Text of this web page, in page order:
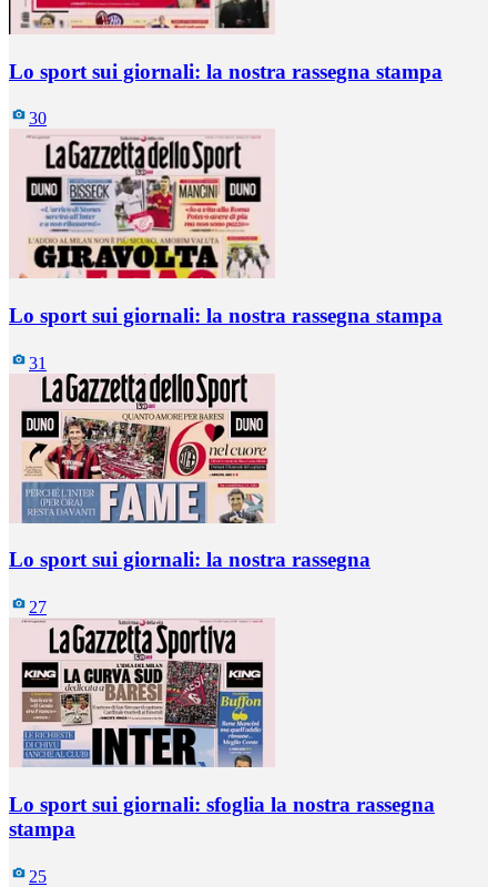
Lo sport sui giornali: la nostra rassegna stampa
30
Lo sport sui giornali: la nostra rassegna stampa
31
Lo sport sui giornali: la nostra rassegna
27
Lo sport sui giornali: sfoglia la nostra rassegna
stampa
25